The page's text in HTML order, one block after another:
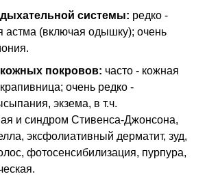
системы: редко -
астма (включая одышку); очень
покровов: часто - кожная
очень редко -
экзема, в т.ч.
и синдром Стивенса-Джонсона,
эксфолиативный дерматит, зуд,
фотосенсибилизация, пурпура,